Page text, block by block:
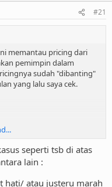
#21
memantau pricing dari
pemimpin dalam
sudah "dibanting"
yang lalu saya cek.
etika bisnis ini,
webhoster yang masih
seperti tsb di atas
lain :
hati/ atau justeru marah